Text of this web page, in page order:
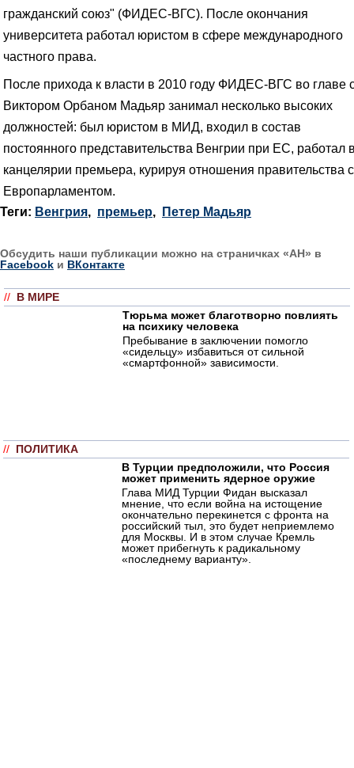
гражданский союз" (ФИДЕС-ВГС). После окончания
университета работал юристом в сфере международного
частного права.
После прихода к власти в 2010 году ФИДЕС-ВГС во главе
Виктором Орбаном Мадьяр занимал несколько высоких
должностей: был юристом в МИД, входил в состав
постоянного представительства Венгрии при ЕС, работал
канцелярии премьера, курируя отношения правительства с
Европарламентом.
Теги: Венгрия, премьер, Петер Мадьяр
Обсудить наши публикации можно на страничках «АН» в
Facebook и ВКонтакте
// В МИРЕ
Тюрьма может благотворно повлиять
на психику человека
Пребывание в заключении помогло
«сидельцу» избавиться от сильной
«смартфонной» зависимости.
// ПОЛИТИКА
В Турции предположили, что Россия
может применить ядерное оружие
Глава МИД Турции Фидан высказал
мнение, что если война на истощение
окончательно перекинется с фронта на
российский тыл, это будет неприемлемо
для Москвы. И в этом случае Кремль
может прибегнуть к радикальному
«последнему варианту».